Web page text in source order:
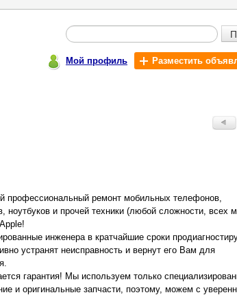
Мой профиль Разместить
профессиональный ремонт мобильных телефонов,
ноутбуков и прочей техники (любой сложности, всех
инженера в кратчайшие сроки
устранят неисправность и вернут его Вам для
гарантия! Мы используем только
и оригинальные запчасти, поэтому, можем с